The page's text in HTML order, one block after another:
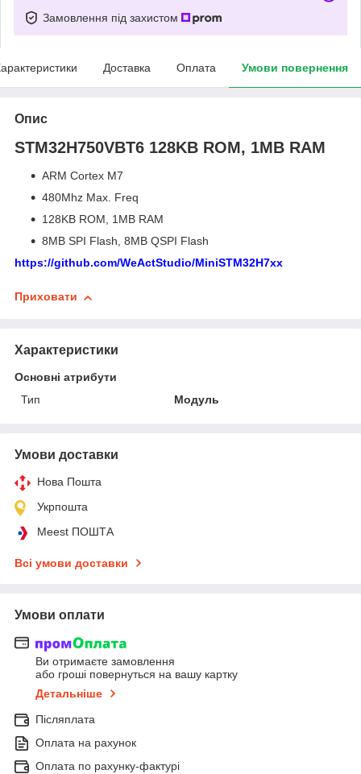
Замовлення під захистом
Доставка Оплата Умови повернення
Опис
STM32H750VBT6 128KB ROM, 1MB RAM
ARM Cortex M7
480Mhz Max. Freq
128KB ROM, 1MB RAM
8MB SPI Flash, 8MB QSPI Flash
https://github.com/WeActStudio/MiniSTM32H7xx
Приховати
Характеристики
Основні атрибути
Тип
Модуль
Умови доставки
Нова Пошта
Укрпошта
Meest ПОШТА
Всі умови доставки
Умови оплати
Ви отримаєте замовлення
або гроші повернуться на вашу картку
Детальніше
Післяплата
Оплата на рахунок
Оплата по рахунку-фактурі